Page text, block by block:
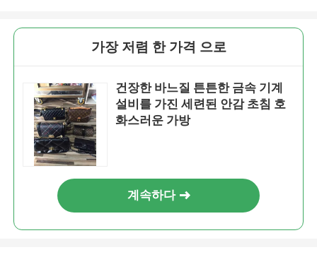
가장 저렴 한 가격 으로
건장한 바느질 튼튼한 금속 기계
설비를 가진 세련된 안감 초침 호
화스러운 가방
계속하다